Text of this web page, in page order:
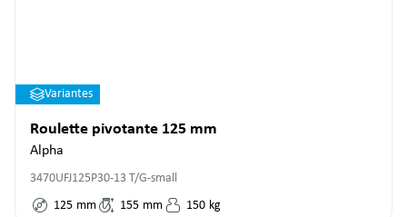
Variantes
Roulette pivotante 125 mm
Alpha
3470UFJ125P30-13 T/G-small
125 mm 155 mm 150 kg